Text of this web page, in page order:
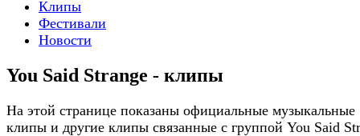
Клипы
Фестивали
Новости
You Said Strange - клипы
На этой странице показаны официальные музыкальные
клипы и другие клипы связанные с группой You Said